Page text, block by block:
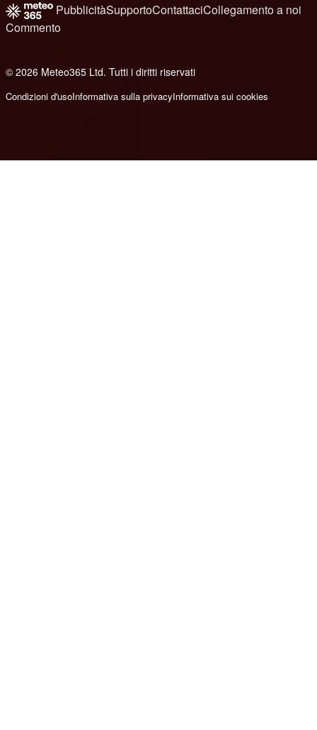
PubblicitàSupportoContattaciCollegamento a noi
Commento
© 2026 Meteo365 Ltd. Tutti i diritti riservati
Condizioni d'usoInformativa sulla privacyInformativa sui cookies